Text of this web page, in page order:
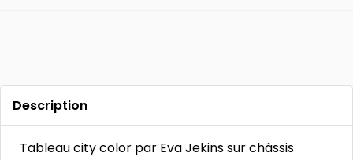
Description
Tableau city color par Eva Jekins sur châssis